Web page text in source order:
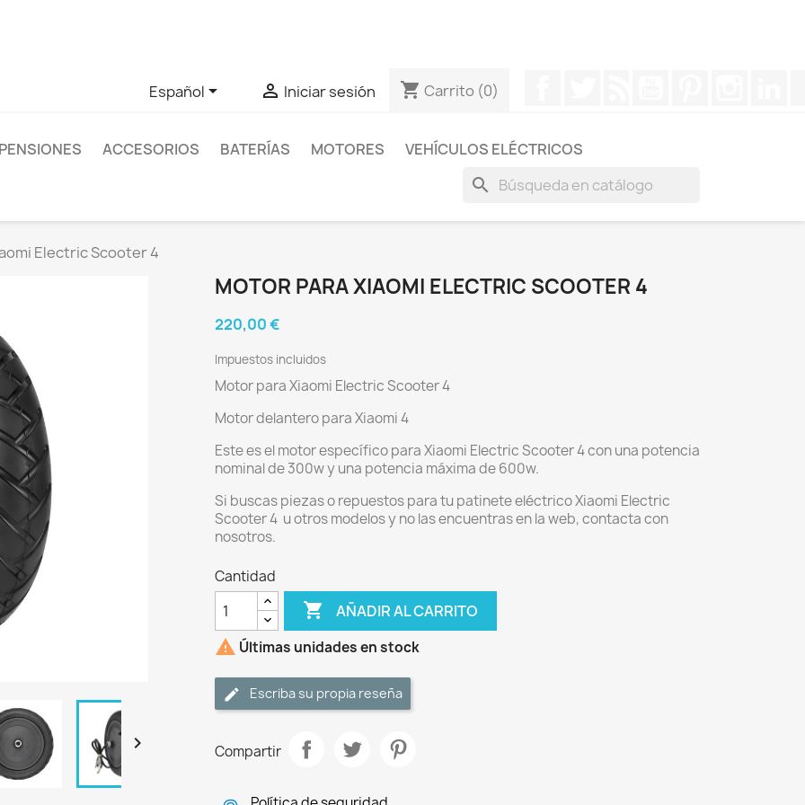
Español  Iniciar sesión shopping_cart Carrito (0)
ACCESORIOS BATERÍAS MOTORES VEHÍCULOS ELÉCTRICOS
search
Electric Scooter 4

MOTOR PARA XIAOMI ELECTRIC SCOOTER 4
220,00 €
Impuestos incluidos
Motor para Xiaomi Electric Scooter 4
Motor delantero para Xiaomi 4
Este es el motor específico para Xiaomi Electric Scooter 4 con una potencia
nominal de 300w y una potencia máxima de 600w.
Si buscas piezas o repuestos para tu patinete eléctrico Xiaomi Electric
Scooter 4 u otros modelos y no las encuentras en la web, contacta con
nosotros.
Cantidad
 AÑADIR AL CARRITO
 Últimas unidades en stock
Escriba su propia reseña
Compartir